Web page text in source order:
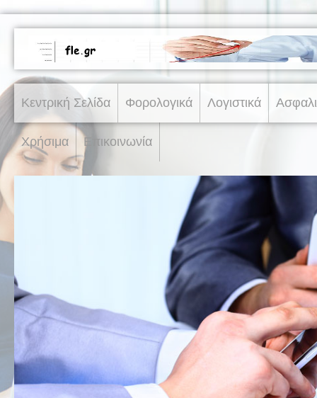
Κεντρική Σελίδα Φορολογικά Λογιστικά
Χρήσιμα Επικοινωνία